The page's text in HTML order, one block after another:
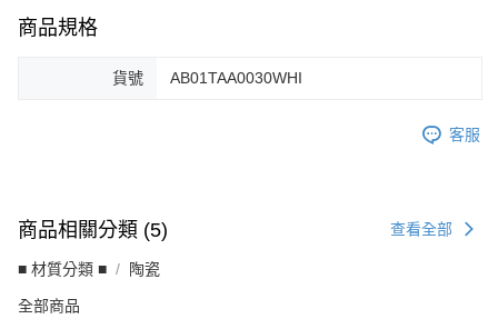
ATM／網路銀行／等多元方式進行付款，方視為交易完成。
購買商品的店家。未經商家同意取消之訂單仍視為有效，需透過AFTEE先享
後付繳納相關費用。
是否繳費成功／繳費後需取消欲退款等相關疑問，請聯繫「AFTEE先享後付
易，需依本服務之必要範圍內提供個人資料，並將交易相關給付款項請求債
２．關於個人資料處理事宜，請瀏覽以下網址：
３．未成年的使用者請事先徵得法定代理人或監護人之同意方可使用
宅配
每筆NT$100，滿NT$1,500(含以上)免運費
商品規格
貨號 AB01TAA0030WHI
客服
商品相關分類 (5) 查看全部
■ 材質分類 ■ 陶瓷
全部商品